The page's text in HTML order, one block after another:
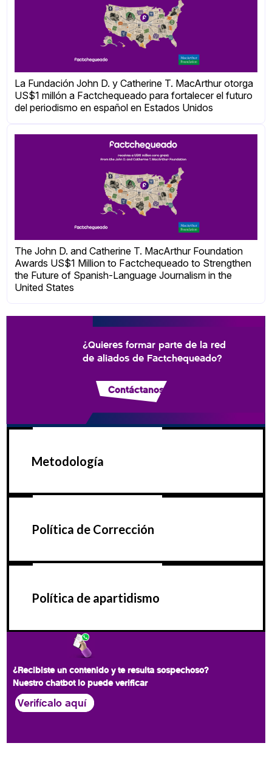
La Fundación John D. y Catherine T. MacArthur otorga
US$1 millón a Factchequeado para fortalecer el futuro
del periodismo en español en Estados Unidos
The John D. and Catherine T. MacArthur Foundation
Awards US$1 Million to Factchequeado to Strengthen
the Future of Spanish-Language Journalism in the
United States
¿Quieres formar parte de la red
de aliados de Factchequeado?
Contáctanos
Metodología
Política de Corrección
Política de apartidismo
¿Recibiste un contenido y te resulta sospechoso?
Nuestro chatbot lo puede verificar
Verifícalo aquí